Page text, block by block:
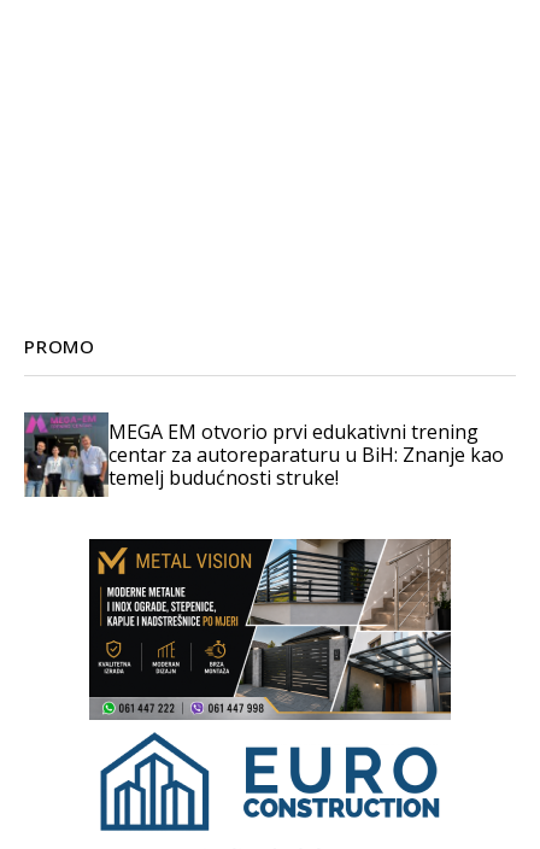
PROMO
MEGA EM otvorio prvi edukativni trening
centar za autoreparaturu u BiH: Znanje kao
temelj budućnosti struke!